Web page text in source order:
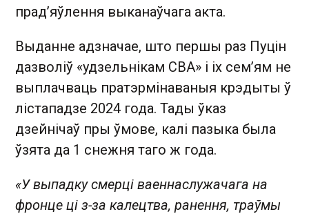
прад’яўлення выканаўчага акта.
Выданне адзначае, што першы раз Пуцін
дазволіў «удзельнікам СВА» і іх сем’ям не
выплачваць пратэрмінаваныя крэдыты ў
лістападзе 2024 года. Тады ўказ
дзейнічаў пры ўмове, калі пазыка была
ўзята да 1 снежня таго ж года.
«У выпадку смерці ваеннаслужачага на
фронце ці з-за калецтва, ранення, траўмы